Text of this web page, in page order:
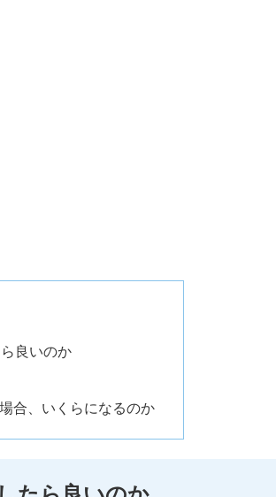
良いのか
合、いくらになるのか